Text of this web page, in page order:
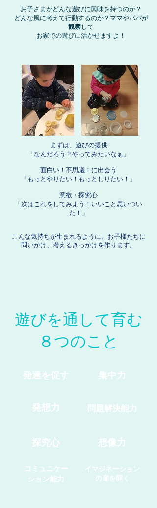
お子さまがどんな遊びに興味を持つのか？
どんな風に考えて行動するのか？ママやパパが
観察して
お家での遊びに活かせますよ！
まずは、遊びの提供
「なんだろう？やってみたいなぁ」
面白い！不思議！に出会う
「もっとやりたい！もっとしりたい！」
意欲・探究心
「次はこれをしてみよう！いいこと思いつい
た！」
こんな気持ちが生まれるように、お子様たちに
問いかけ、考えるきっかけを作ります。
遊びを通して育む
８つのこと
発達を促す 集中力
発想力 問題解決能力
探究心
コミュニケー
ション能力
想像力
イマジネーション
の扉を開く